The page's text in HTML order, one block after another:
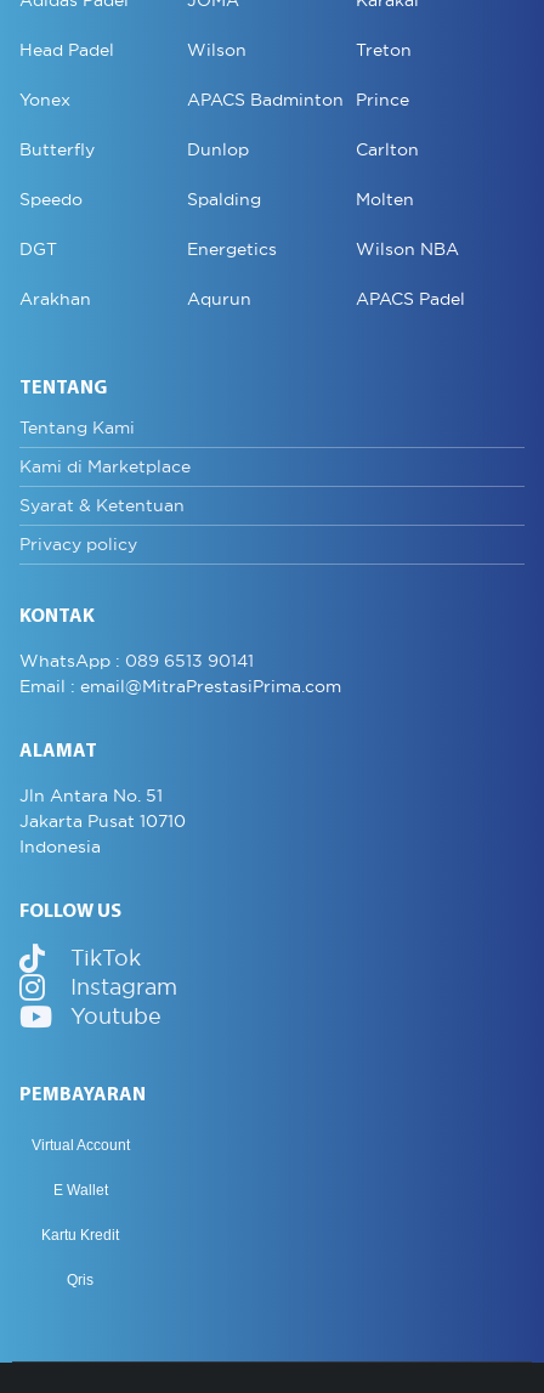
Head Padel Wilson Treton
Yonex APACS Badminton Prince
Butterfly Dunlop Carlton
Speedo Spalding Molten
DGT Energetics Wilson NBA
Arakhan Aqurun APACS Padel
TENTANG
Tentang Kami
Kami di Marketplace
Syarat & Ketentuan
Privacy policy
KONTAK
WhatsApp : 089 6513 90141
Email : email@MitraPrestasiPrima.com
ALAMAT
Jln Antara No. 51
Jakarta Pusat 10710
Indonesia
FOLLOW US
TikTok
Instagram
Youtube
PEMBAYARAN
Virtual Account
E Wallet
Kartu Kredit
Qris